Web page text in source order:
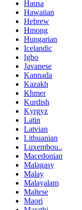
Hausa
Hawaiian
Hebrew
Hmong
Hungarian
Icelandic
Igbo
Javanese
Kannada
Kazakh
Khmer
Kurdish
Kyrgyz
Latin
Latvian
Lithuanian
Luxembou..
Macedonian
Malagasy
Malay
Malayalam
Maltese
Maori